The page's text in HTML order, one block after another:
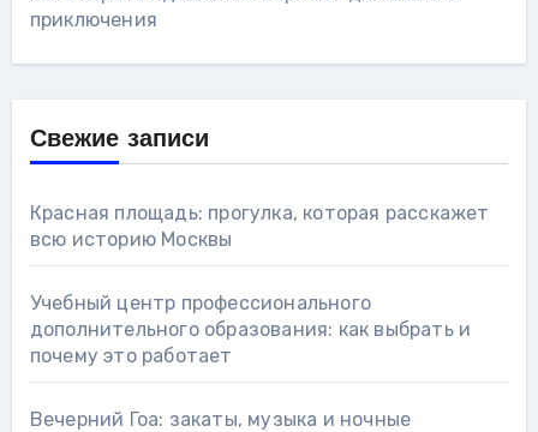
приключения
Свежие записи
Красная площадь: прогулка, которая расскажет
всю историю Москвы
Учебный центр профессионального
дополнительного образования: как выбрать и
почему это работает
Вечерний Гоа: закаты, музыка и ночные